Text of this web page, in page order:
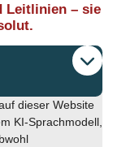
Leitlinien – sie
dieser Website
KI-Sprachmodell,